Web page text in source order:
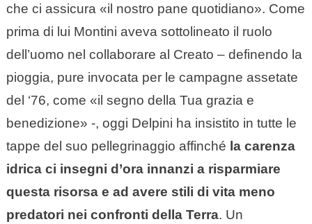
che ci assicura «il nostro pane quotidiano». Come
prima di lui Montini aveva sottolineato il ruolo
dell’uomo nel collaborare al Creato – definendo la
pioggia, pure invocata per le campagne assetate
del ‘76, come «il segno della Tua grazia e
benedizione» -, oggi Delpini ha insistito in tutte le
tappe del suo pellegrinaggio affinché la carenza
idrica ci insegni d’ora innanzi a risparmiare
questa risorsa e ad avere stili di vita meno
predatori nei confronti della Terra. Un